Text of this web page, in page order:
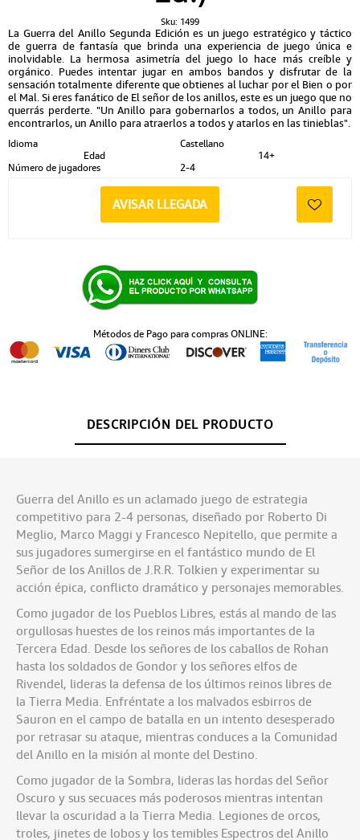
Sku: 1499
La Guerra del Anillo Segunda Edición es un juego estratégico y táctico
de guerra de fantasía que brinda una experiencia de juego única e
inolvidable. La hermosa asimetría del juego lo hace más creíble y
orgánico. Puedes intentar jugar en ambos bandos y disfrutar de la
sensación totalmente diferente que obtienes al luchar por el Bien o por
el Mal. Si eres fanático de El señor de los anillos, este es un juego que no
querrás perderte. "Un Anillo para gobernarlos a todos, un Anillo para
encontrarlos, un Anillo para atraerlos a todos y atarlos en las tinieblas".
Idioma
Castellano
Edad
14+
Número de jugadores
2-4
AVISAR LLEGADA
Métodos de Pago para compras ONLINE:
DESCRIPCIÓN DEL PRODUCTO
Guerra del Anillo es un aclamado juego de estrategia
competitivo para 2-4 personas, diseñado por Roberto Di
Meglio, Marco Maggi y Francesco Nepitello, que permite a
sus jugadores sumergirse en el fantástico mundo de El
Señor de los Anillos de J.R.R. Tolkien y experimentar su
acción épica, conflicto dramático y personajes memorables.
Como jugador de los Pueblos Libres, estás al mando de las
orgullosas huestes de los reinos más importantes de la
Tercera Edad. Desde los señores de los caballos de Rohan
hasta los soldados de Gondor y los señores elfos de
Rivendel, lideras la defensa de los últimos reinos libres de
la Tierra Media. Enfréntate a los malvados esbirros de
Sauron en el campo de batalla en un intento desesperado
por retrasar su ataque, mientras conduces a la Comunidad
del Anillo en la misión al monte del Destino.
Como jugador de la Sombra, lideras las hordas del Señor
Oscuro y sus secuaces más poderosos mientras intentan
llevar la oscuridad a la Tierra Media. Legiones de orcos,
troles, jinetes de lobos y los temibles Espectros del Anillo